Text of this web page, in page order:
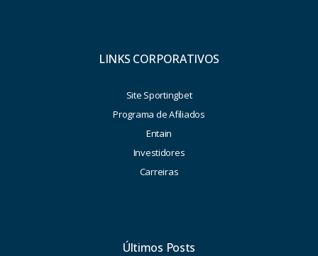
LINKS CORPORATIVOS
Site Sportingbet
Programa de Afiliados
Entain
Investidores
Carreiras
Últimos Posts